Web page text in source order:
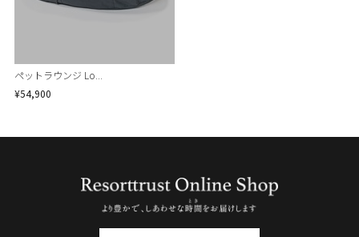
ペットラウンジ Lo...
¥54,900